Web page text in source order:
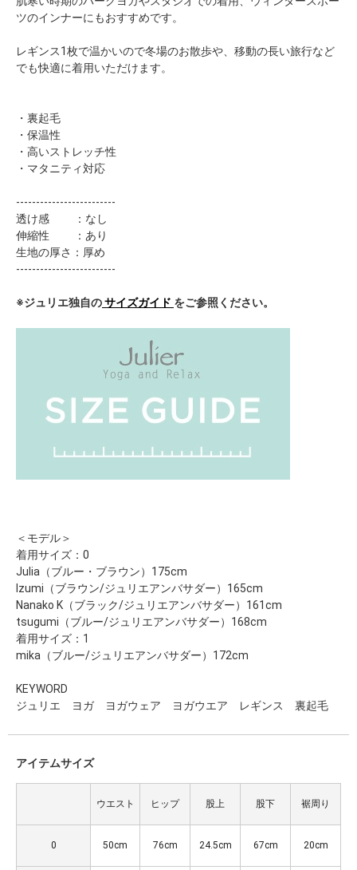
ツのインナーにもおすすめです。
レギンス1枚で温かいので冬場のお散歩や、移動の長い旅行など
でも快適に着用いただけます。
・裏起毛
・保温性
・高いストレッチ性
・マタニティ対応
-------------------------
透け感 ：なし
伸縮性 ：あり
生地の厚さ：厚め
-------------------------
※ジュリエ独自のサイズガイド をご参照ください。
＜モデル＞
着用サイズ：0
Julia（ブルー・ブラウン）175cm
Izumi（ブラウン/ジュリエアンバサダー）165cm
Nanako K（ブラック/ジュリエアンバサダー）161cm
tsugumi（ブルー/ジュリエアンバサダー）168cm
着用サイズ：1
mika（ブルー/ジュリエアンバサダー）172cm
KEYWORD
ジュリエ ヨガ ヨガウェア ヨガウエア レギンス 裏起毛
アイテムサイズ
ウエスト ヒップ 股上 股下 裾周り
0 50cm 76cm 24.5cm 67cm 20cm